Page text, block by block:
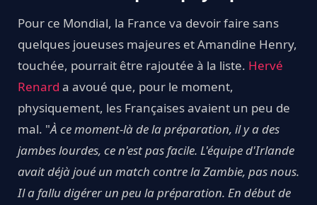
Pour ce Mondial, la France va devoir faire sans
quelques joueuses majeures et Amandine Henry,
touchée, pourrait être rajoutée à la liste. Hervé
Renard a avoué que, pour le moment,
physiquement, les Françaises avaient un peu de
mal. "À ce moment-là de la préparation, il y a des
jambes lourdes, ce n'est pas facile. L'équipe d'Irlande
avait déjà joué un match contre la Zambie, pas nous.
Il a fallu digérer un peu la préparation. En début de